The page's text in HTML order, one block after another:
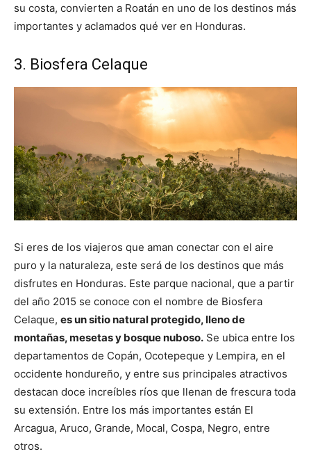
su costa, convierten a Roatán en uno de los destinos más
importantes y aclamados qué ver en Honduras.
3. Biosfera Celaque
Si eres de los viajeros que aman conectar con el aire
puro y la naturaleza, este será de los destinos que más
disfrutes en Honduras. Este parque nacional, que a partir
del año 2015 se conoce con el nombre de Biosfera
Celaque, es un sitio natural protegido, lleno de
montañas, mesetas y bosque nuboso. Se ubica entre los
departamentos de Copán, Ocotepeque y Lempira, en el
occidente hondureño, y entre sus principales atractivos
destacan doce increíbles ríos que llenan de frescura toda
su extensión. Entre los más importantes están El
Arcagua, Aruco, Grande, Mocal, Cospa, Negro, entre
otros.